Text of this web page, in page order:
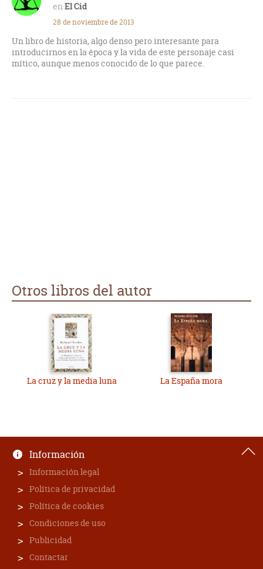
El Cid
28 de noviembre de 2013
Un libro de historia, algo denso pero interesante para
introducirnos en la época y la vida de este personaje casi
mítico, aunque menos conocido de lo que parece.
Otros libros del autor
La cruz y la media luna La España mora
Información
Información legal
Política de privacidad
Política de cookies
Condiciones de uso
Publicidad
Contactar